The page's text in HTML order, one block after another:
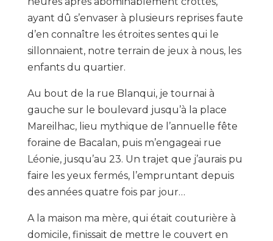
ayant dû s’envaser à plusieurs reprises faute
d’en connaître les étroites sentes qui le
sillonnaient, notre terrain de jeux à nous, les
enfants du quartier.
Au bout de la rue Blanqui, je tournai à
gauche sur le boulevard jusqu’à la place
Mareilhac, lieu mythique de l’annuelle fête
foraine de Bacalan, puis m’engageai rue
Léonie, jusqu’au 23. Un trajet que j’aurais pu
faire les yeux fermés, l’empruntant depuis
des années quatre fois par jour…
A la maison ma mère, qui était couturière à
domicile, finissait de mettre le couvert en